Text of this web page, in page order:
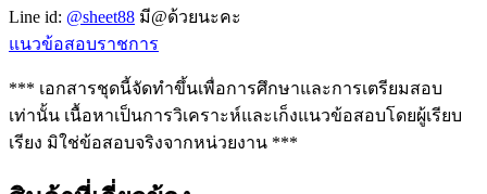
Line id: @sheet88 มี@ด้วยนะคะ
แนวข้อสอบราชการ
*** เอกสารชุดนี้จัดทำขึ้นเพื่อการศึกษาและการเตรียมสอบ
เท่านั้น เนื้อหาเป็นการวิเคราะห์และเก็งแนวข้อสอบโดยผู้เรียบ
เรียง มิใช่ข้อสอบจริงจากหน่วยงาน ***